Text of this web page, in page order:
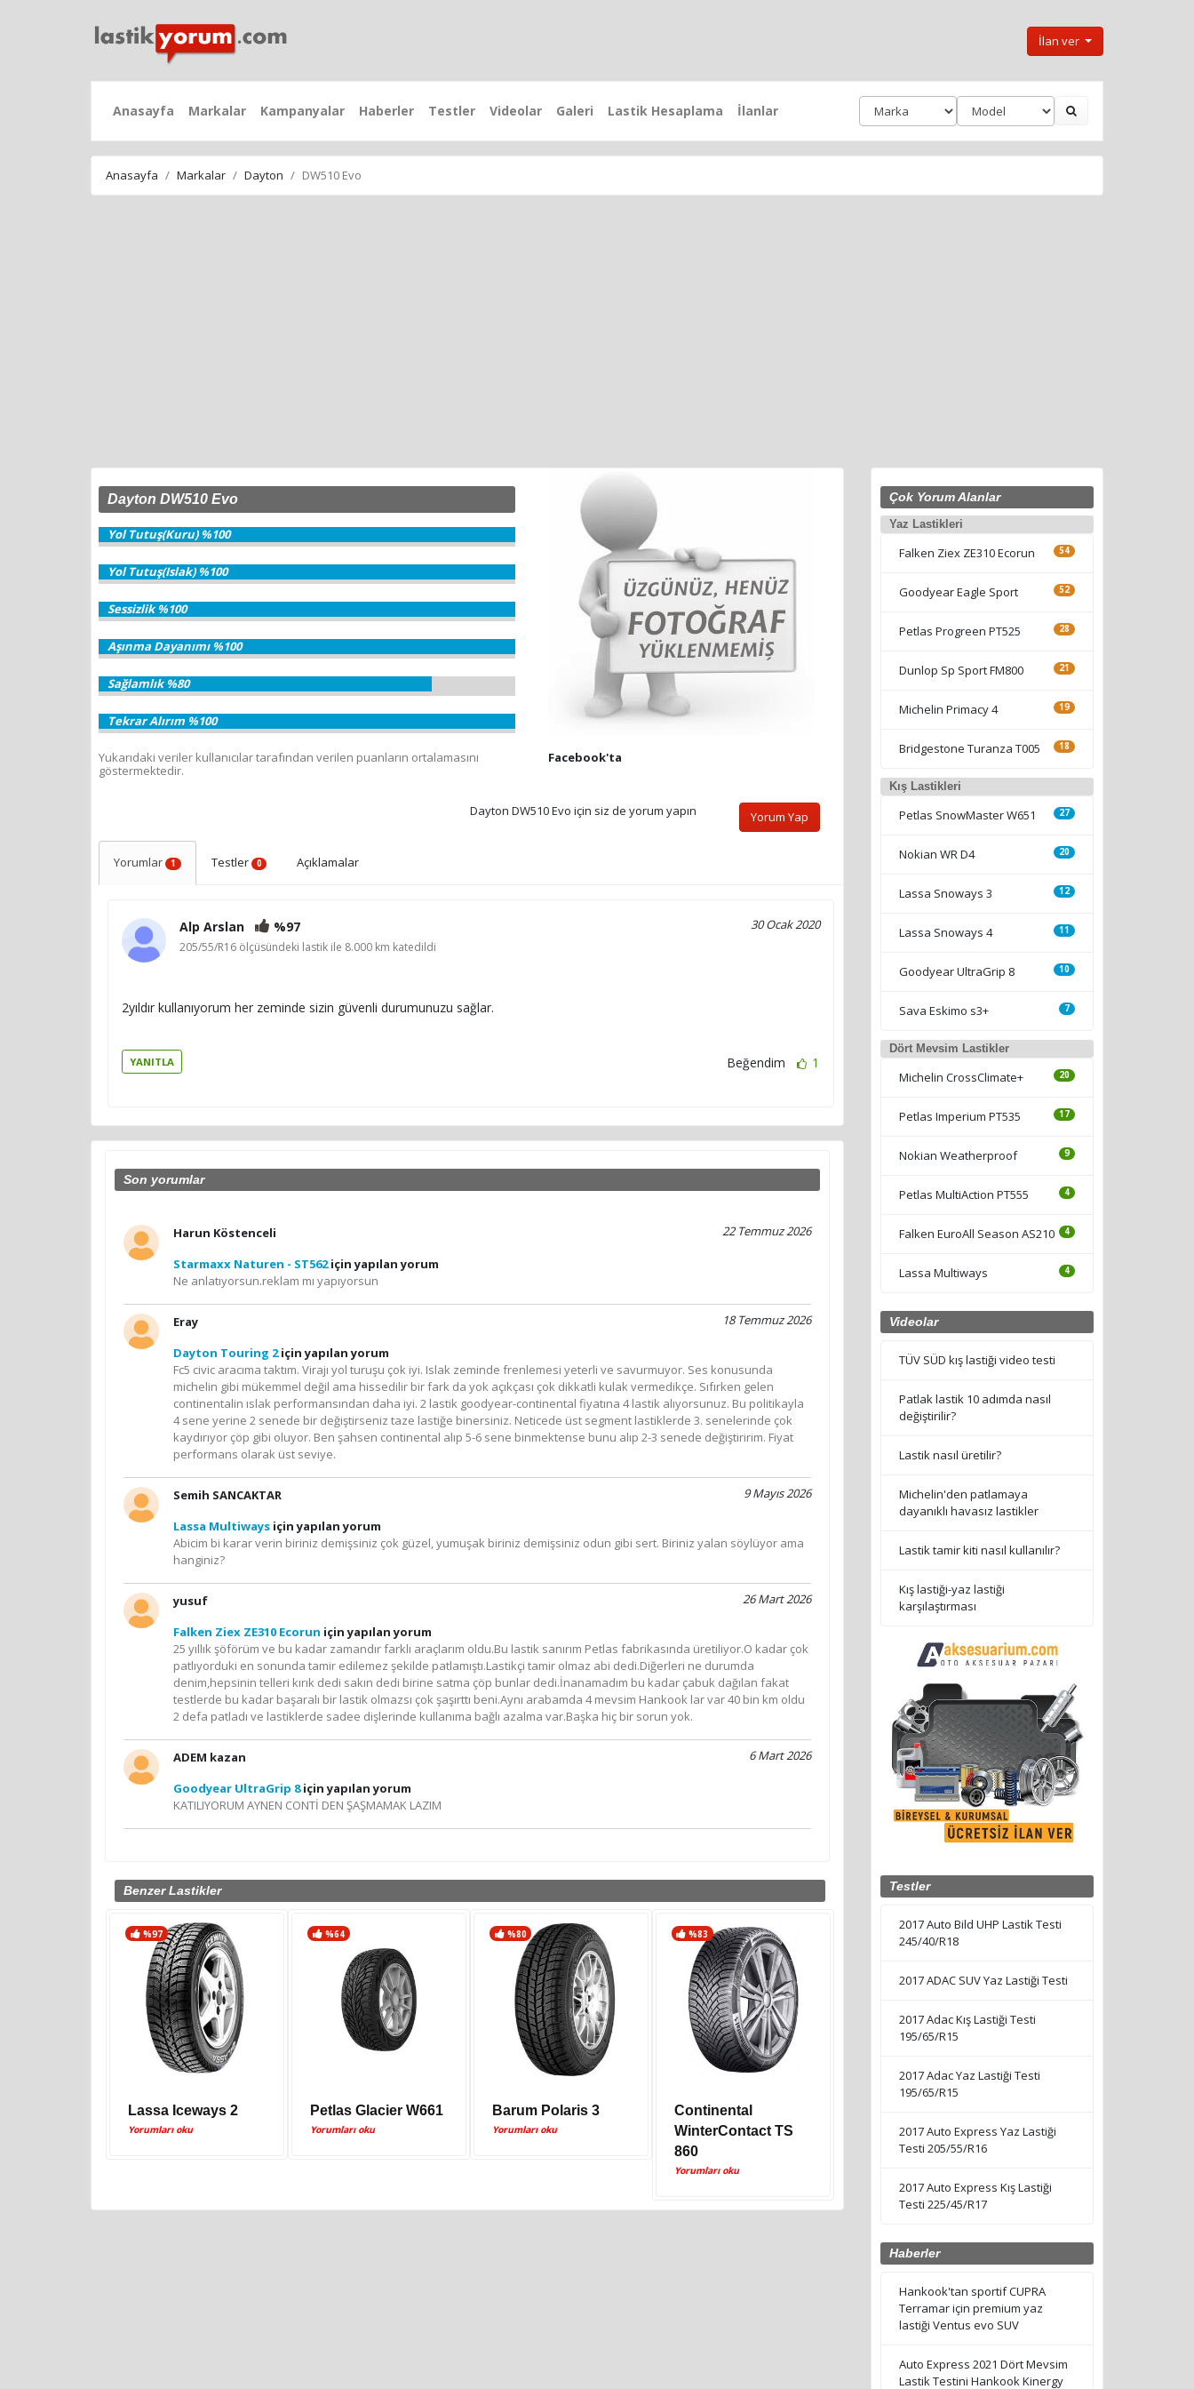
İlan ver
Anasayfa Markalar Kampanyalar Haberler Testler Videolar Galeri Lastik Hesaplama İlanlar
Anasayfa Markalar Dayton DW510 Evo
Dayton DW510 Evo
Yol Tutuş(Kuru) %100
Yol Tutuş(Islak) %100
Sessizlik %100
Aşınma Dayanımı %100
Sağlamlık %80
Tekrar Alırım %100
Yukarıdaki veriler kullanıcılar tarafından verilen puanların ortalamasını
göstermektedir.
Facebook'ta
Dayton DW510 Evo için siz de yorum yapın Yorum Yap
Yorumlar 1 Testler 0 Açıklamalar
Alp Arslan 30 Ocak 2020
%97
205/55/R16 ölçüsündeki lastik ile 8.000 km katedildi
2yıldır kullanıyorum her zeminde sizin güvenli durumunuzu sağlar.
YANITLA Beğendim 1
Son yorumlar
22 Temmuz 2026
Harun Köstenceli
Starmaxx Naturen - ST562için yapılan yorum
Ne anlatıyorsun.reklam mı yapıyorsun
18 Temmuz 2026
Eray
Dayton Touring 2için yapılan yorum
Fc5 civic aracıma taktım. Virajı yol turuşu çok iyi. Islak zeminde frenlemesi yeterli ve savurmuyor. Ses konusunda
michelin gibi mükemmel değil ama hissedilir bir fark da yok açıkçası çok dikkatli kulak vermedikçe. Sıfırken gelen
continentalin ıslak performansından daha iyi. 2 lastik goodyear-continental fiyatına 4 lastik alıyorsunuz. Bu politikayla
4 sene yerine 2 senede bir değiştirseniz taze lastiğe binersiniz. Neticede üst segment lastiklerde 3. senelerinde çok
kaydırıyor çöp gibi oluyor. Ben şahsen continental alıp 5-6 sene binmektense bunu alıp 2-3 senede değiştiririm. Fiyat
performans olarak üst seviye.
9 Mayıs 2026
Semih SANCAKTAR
Lassa Multiways için yapılan yorum
Abicim bi karar verin biriniz demişsiniz çok güzel, yumuşak biriniz demişsiniz odun gibi sert. Biriniz yalan söylüyor ama
hanginiz?
26 Mart 2026
yusuf
Falken Ziex ZE310 Ecorun için yapılan yorum
25 yıllık şöförüm ve bu kadar zamandır farklı araçlarım oldu.Bu lastik sanırım Petlas fabrikasında üretiliyor.O kadar çok
patlıyorduki en sonunda tamir edilemez şekilde patlamıştı.Lastikçi tamir olmaz abi dedi.Diğerleri ne durumda
denim,hepsinin telleri kırık dedi sakın dedi birine satma çöp bunlar dedi.İnanamadım bu kadar çabuk dağılan fakat
testlerde bu kadar başaralı bir lastik olmazsı çok şaşırttı beni.Aynı arabamda 4 mevsim Hankook lar var 40 bin km oldu
2 defa patladı ve lastiklerde sadee dişlerinde kullanıma bağlı azalma var.Başka hiç bir sorun yok.
6 Mart 2026
ADEM kazan
Goodyear UltraGrip 8için yapılan yorum
KATILIYORUM AYNEN CONTİ DEN ŞAŞMAMAK LAZIM
Benzer Lastikler
%97
Lassa Iceways 2
Yorumları oku
%64
Petlas Glacier W661
Yorumları oku
%80
Barum Polaris 3
Yorumları oku
%83
Continental
WinterContact TS
860
Yorumları oku
Çok Yorum Alanlar
Yaz Lastikleri
Falken Ziex ZE310 Ecorun 54
Goodyear Eagle Sport 52
Petlas Progreen PT525 28
Dunlop Sp Sport FM800 21
Michelin Primacy 4 19
Bridgestone Turanza T005 18
Kış Lastikleri
Petlas SnowMaster W651 27
Nokian WR D4 20
Lassa Snoways 3 12
Lassa Snoways 4 11
Goodyear UltraGrip 8 10
Sava Eskimo s3+ 7
Dört Mevsim Lastikler
Michelin CrossClimate+ 20
Petlas Imperium PT535 17
Nokian Weatherproof 9
Petlas MultiAction PT555 4
Falken EuroAll Season AS210 4
Lassa Multiways 4
Videolar
TÜV SÜD kış lastiği video testi
Patlak lastik 10 adımda nasıl
değiştirilir?
Lastik nasıl üretilir?
Michelin'den patlamaya
dayanıklı havasız lastikler
Lastik tamir kiti nasıl kullanılır?
Kış lastiği-yaz lastiği
karşılaştırması
Testler
2017 Auto Bild UHP Lastik Testi
245/40/R18
2017 ADAC SUV Yaz Lastiği Testi
2017 Adac Kış Lastiği Testi
195/65/R15
2017 Adac Yaz Lastiği Testi
195/65/R15
2017 Auto Express Yaz Lastiği
Testi 205/55/R16
2017 Auto Express Kış Lastiği
Testi 225/45/R17
Haberler
Hankook'tan sportif CUPRA
Terramar için premium yaz
lastiği Ventus evo SUV
Auto Express 2021 Dört Mevsim
Lastik Testini Hankook Kinergy